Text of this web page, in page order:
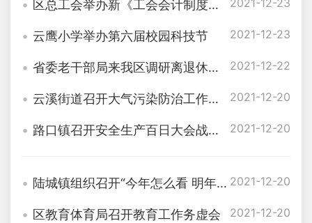
区总工会举办新《工会会计制度》政策解读与实务操作培训班 2021-12-23
云鹰小学举办第六届校园科技节 2021-12-23
省委老干部局来我区调研离退休干部党建工作 2021-12-22
云溪街道召开大气污染防治工作调度会 2021-12-20
路口镇召开安全生产百日大会战工作推进会 2021-12-20
陆城镇组织召开“今年怎么看 明年怎么干”工作务虚会 2021-12-20
区教育体育局召开教育工作务虚会 2021-12-20